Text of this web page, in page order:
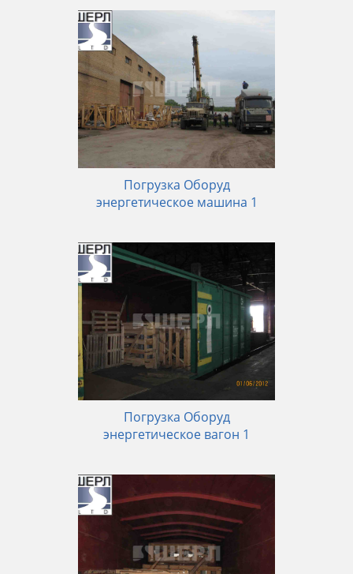
Погрузка Оборуд
энергетическое машина 1
Погрузка Оборуд
энергетическое вагон 1